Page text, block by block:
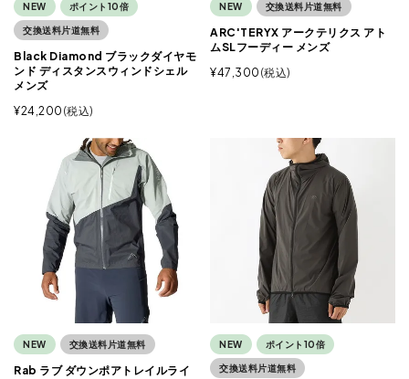
NEW ポイント10倍
交換送料片道無料
Black Diamond ブラックダイヤモ
ンド ディスタンスウィンドシェル
メンズ
¥24,200 税込
NEW 交換送料片道無料
ARC'TERYX アークテリクス アト
ムSLフーディー メンズ
¥47,300 税込
NEW 交換送料片道無料
Rab ラブ ダウンポアトレイルライ
NEW ポイント10倍
交換送料片道無料